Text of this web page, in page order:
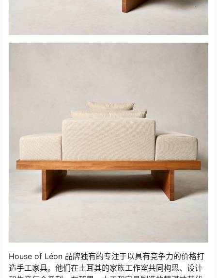
House of Léon 品牌独有的专注于以具有竞争力的价格打
造手工家具。他们在土耳其的家族工作室共同构思、设计